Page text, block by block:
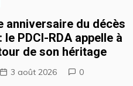
anniversaire du décès
le PDCI-RDA appelle à
de son héritage
3 août 2026 0